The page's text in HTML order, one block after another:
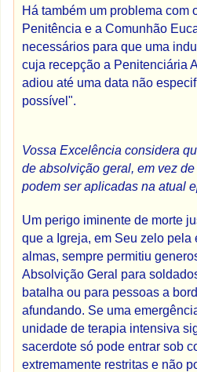
Há também um problema com
Penitência e a Comunhão
necessários para que uma
cuja recepção a Penitenciária
adiou até uma data não
possível".
Vossa Excelência considera
de absolvição geral, em vez
podem ser aplicadas na atual
Um perigo iminente de morte
que a Igreja, em Seu zelo pela
almas, sempre permitiu
Absolvição Geral para
batalha ou para pessoas a
afundando. Se uma
unidade de terapia intensiva
sacerdote só pode entrar sob
extremamente restritas e não